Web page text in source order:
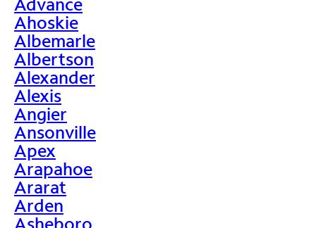
Ahoskie
Albemarle
Albertson
Alexander
Alexis
Angier
Ansonville
Apex
Arapahoe
Ararat
Arden
Asheboro